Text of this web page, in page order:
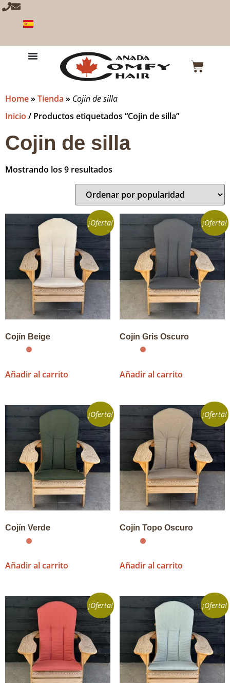
Home»Tienda » Cojin de silla
Inicio / Productos etiquetados “Cojin de silla”
Cojin de silla
Mostrando los 9 resultados
¡Oferta!
Cojín Beige
Añadir al carrito
¡Oferta!
Cojín Gris Oscuro
Añadir al carrito
¡Oferta!
Cojín Verde
Añadir al carrito
¡Oferta!
Cojín Topo Oscuro
Añadir al carrito
¡Oferta! ¡Oferta!